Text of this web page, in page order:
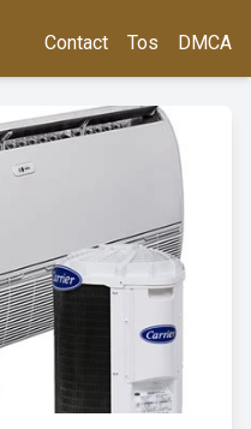
Contact Tos DMCA